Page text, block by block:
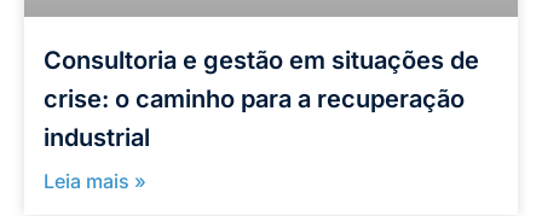
Consultoria e gestão em situações de
crise: o caminho para a recuperação
industrial
Leia mais »